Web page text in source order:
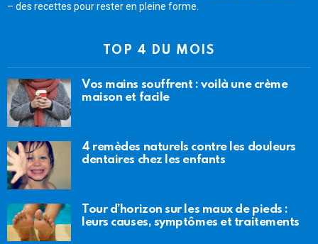
– des recettes pour rester en pleine forme.
TOP 4 DU MOIS
Vos mains souffrent : voilà une crème
maison et facile
4 remèdes naturels contre les douleurs
dentaires chez les enfants
Tour d’horizon sur les maux de pieds :
leurs causes, symptômes et traitements